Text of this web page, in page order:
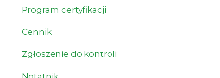
Program certyfikacji
Cennik
Zgłoszenie do kontroli
Notatnik